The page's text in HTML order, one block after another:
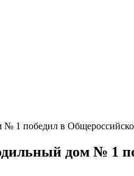
1 победил в
дом № 1